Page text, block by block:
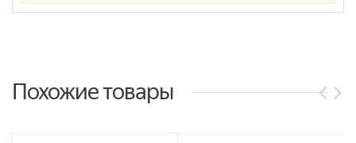
Похожие товары